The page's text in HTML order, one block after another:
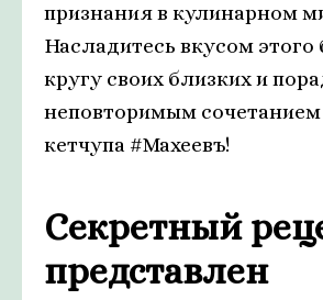
признания в кулинарном
Насладитесь вкусом этого
кругу своих близких и
неповторимым
кетчупа #Махеевъ!
Секретный
представлен